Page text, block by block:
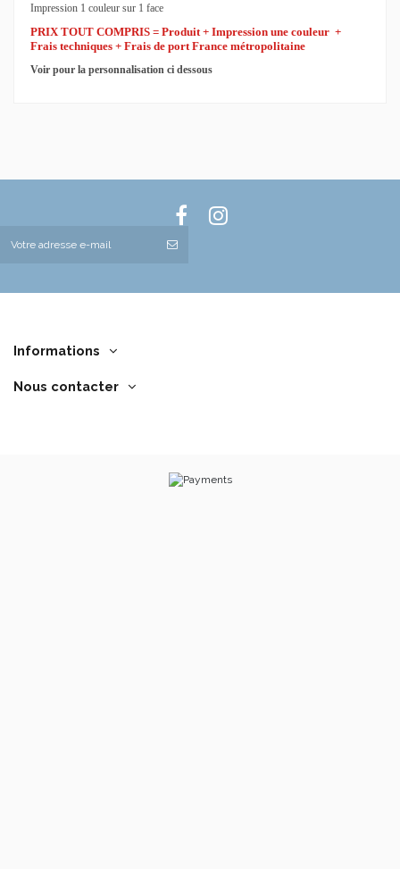
Impression 1 couleur sur 1 face
PRIX TOUT COMPRIS = Produit + Impression une couleur +
Frais techniques + Frais de port France métropolitaine
Voir pour la personnalisation ci dessous
Informations
Nous contacter